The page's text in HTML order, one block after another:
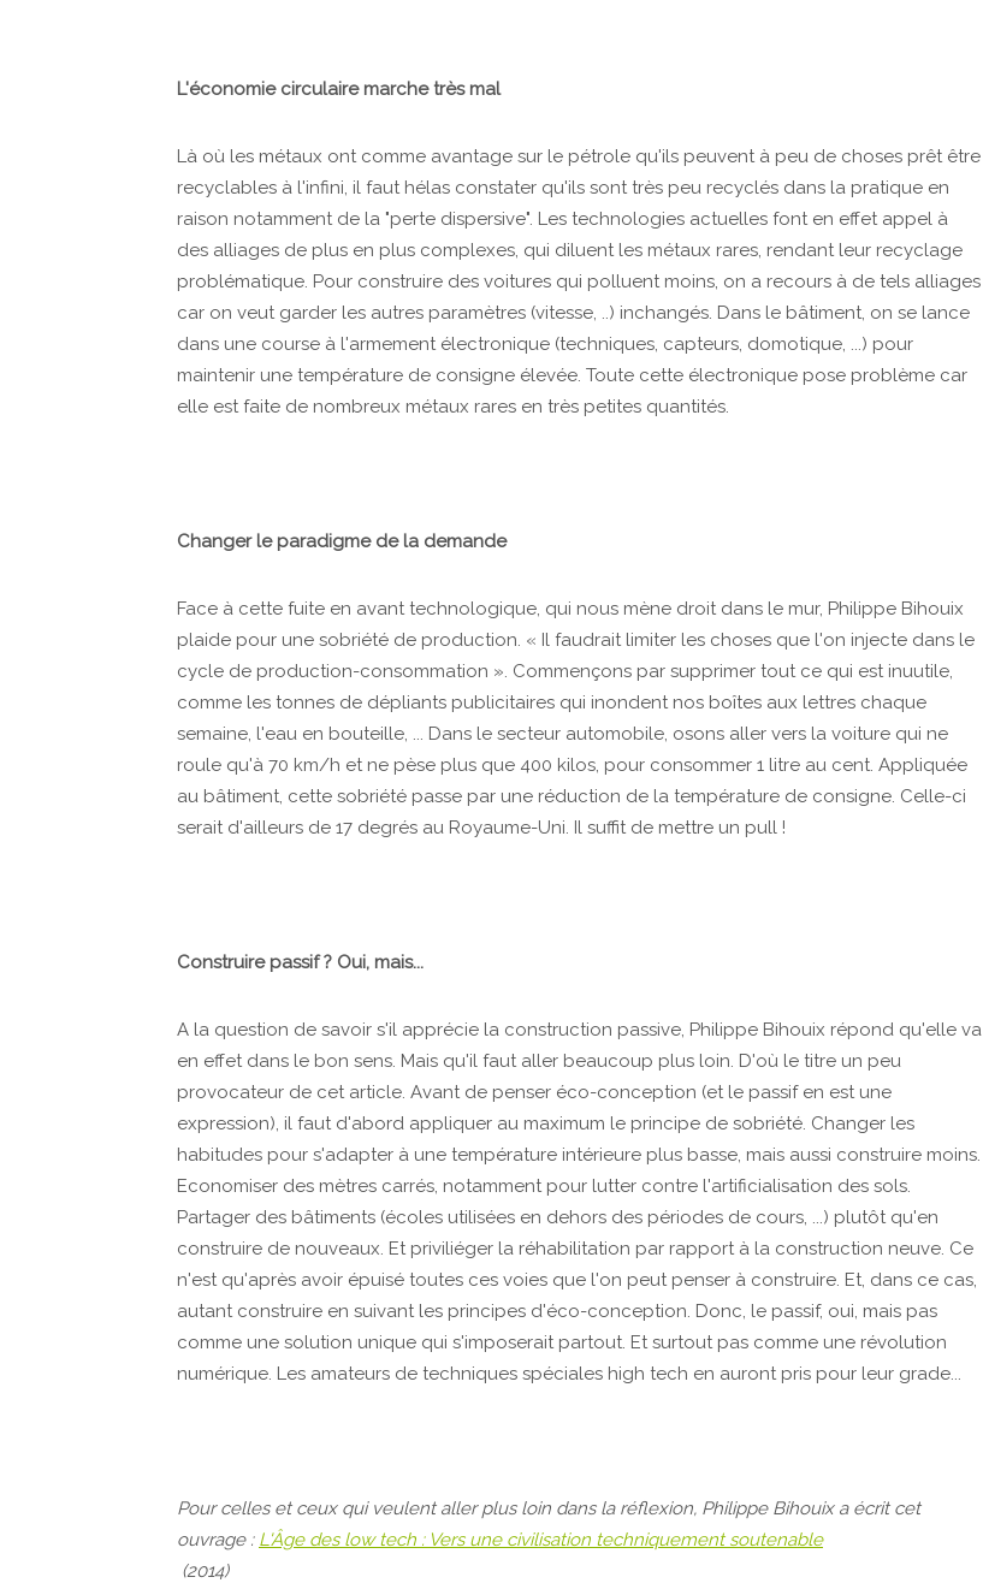
L'économie circulaire marche très mal
Là où les métaux ont comme avantage sur le pétrole qu'ils peuvent à peu de choses prêt être
recyclables à l'infini, il faut hélas constater qu'ils sont très peu recyclés dans la pratique en
raison notamment de la "perte dispersive". Les technologies actuelles font en effet appel à
des alliages de plus en plus complexes, qui diluent les métaux rares, rendant leur recyclage
problématique. Pour construire des voitures qui polluent moins, on a recours à de tels alliages
car on veut garder les autres paramètres (vitesse, ..) inchangés. Dans le bâtiment, on se lance
dans une course à l'armement électronique (techniques, capteurs, domotique, ...) pour
maintenir une température de consigne élevée. Toute cette électronique pose problème car
elle est faite de nombreux métaux rares en très petites quantités.
Changer le paradigme de la demande
Face à cette fuite en avant technologique, qui nous mène droit dans le mur, Philippe Bihouix
plaide pour une sobriété de production. « Il faudrait limiter les choses que l'on injecte dans le
cycle de production-consommation ». Commençons par supprimer tout ce qui est inuutile,
comme les tonnes de dépliants publicitaires qui inondent nos boîtes aux lettres chaque
semaine, l'eau en bouteille, ... Dans le secteur automobile, osons aller vers la voiture qui ne
roule qu'à 70 km/h et ne pèse plus que 400 kilos, pour consommer 1 litre au cent. Appliquée
au bâtiment, cette sobriété passe par une réduction de la température de consigne. Celle-ci
serait d'ailleurs de 17 degrés au Royaume-Uni. Il suffit de mettre un pull !
Construire passif ? Oui, mais...
A la question de savoir s'il apprécie la construction passive, Philippe Bihouix répond qu'elle va
en effet dans le bon sens. Mais qu'il faut aller beaucoup plus loin. D'où le titre un peu
provocateur de cet article. Avant de penser éco-conception (et le passif en est une
expression), il faut d'abord appliquer au maximum le principe de sobriété. Changer les
habitudes pour s'adapter à une température intérieure plus basse, mais aussi construire moins.
Economiser des mètres carrés, notamment pour lutter contre l'artificialisation des sols.
Partager des bâtiments (écoles utilisées en dehors des périodes de cours, ...) plutôt qu'en
construire de nouveaux. Et priviliéger la réhabilitation par rapport à la construction neuve. Ce
n'est qu'après avoir épuisé toutes ces voies que l'on peut penser à construire. Et, dans ce cas,
autant construire en suivant les principes d'éco-conception. Donc, le passif, oui, mais pas
comme une solution unique qui s'imposerait partout. Et surtout pas comme une révolution
numérique. Les amateurs de techniques spéciales high tech en auront pris pour leur grade...
Pour celles et ceux qui veulent aller plus loin dans la réflexion, Philippe Bihouix a écrit cet
ouvrage : L'Âge des low tech : Vers une civilisation techniquement soutenable
(2014)